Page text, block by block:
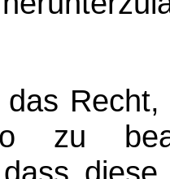
zu